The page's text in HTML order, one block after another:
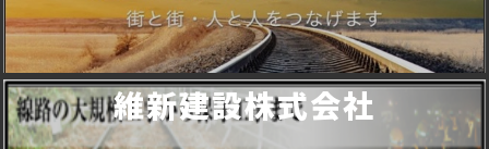
維新建設株式会社